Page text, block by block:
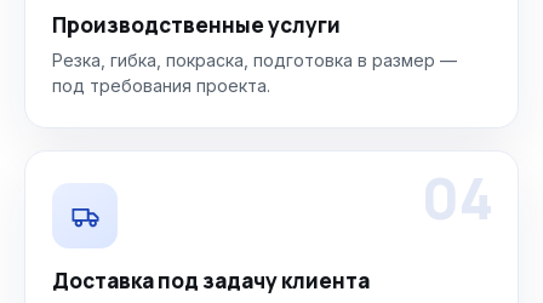
Производственные услуги
Резка, гибка, покраска, подготовка в размер —
под требования проекта.
04
Доставка под задачу клиента